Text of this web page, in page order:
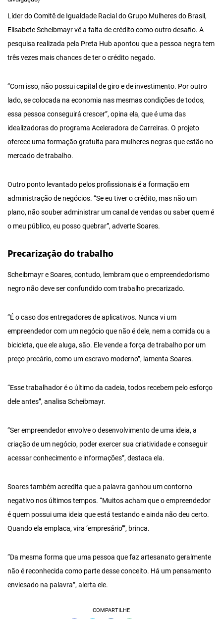
Líder do Comitê de Igualdade Racial do Grupo Mulheres do Brasil,
Elisabete Scheibmayr vê a falta de crédito como outro desafio. A
pesquisa realizada pela Preta Hub apontou que a pessoa negra tem
três vezes mais chances de ter o crédito negado.
“Com isso, não possui capital de giro e de investimento. Por outro
lado, se colocada na economia nas mesmas condições de todos,
essa pessoa conseguirá crescer”, opina ela, que é uma das
idealizadoras do programa Aceleradora de Carreiras. O projeto
oferece uma formação gratuita para mulheres negras que estão no
mercado de trabalho.
Outro ponto levantado pelos profissionais é a formação em
administração de negócios. “Se eu tiver o crédito, mas não um
plano, não souber administrar um canal de vendas ou saber quem é
o meu público, eu posso quebrar”, adverte Soares.
Precarização do trabalho
Scheibmayr e Soares, contudo, lembram que o empreendedorismo
negro não deve ser confundido com trabalho precarizado.
“É o caso dos entregadores de aplicativos. Nunca vi um
empreendedor com um negócio que não é dele, nem a comida ou a
bicicleta, que ele aluga, são. Ele vende a força de trabalho por um
preço precário, como um escravo moderno”, lamenta Soares.
“Esse trabalhador é o último da cadeia, todos recebem pelo esforço
dele antes”, analisa Scheibmayr.
“Ser empreendedor envolve o desenvolvimento de uma ideia, a
criação de um negócio, poder exercer sua criatividade e conseguir
acessar conhecimento e informações”, destaca ela.
Soares também acredita que a palavra ganhou um contorno
negativo nos últimos tempos. “Muitos acham que o empreendedor
é quem possui uma ideia que está testando e ainda não deu certo.
Quando ela emplaca, vira ‘empresário’”, brinca.
“Da mesma forma que uma pessoa que faz artesanato geralmente
não é reconhecida como parte desse conceito. Há um pensamento
enviesado na palavra”, alerta ele.
COMPARTILHE